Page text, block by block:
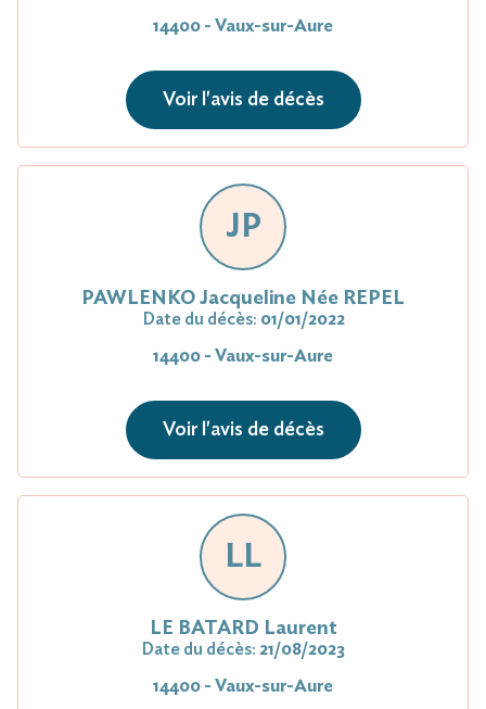
14400 - Vaux-sur-Aure
Voir l'avis de décès
JP
PAWLENKO Jacqueline Née REPEL
Date du décès: 01/01/2022
14400 - Vaux-sur-Aure
Voir l'avis de décès
LL
LE BATARD Laurent
Date du décès: 21/08/2023
14400 - Vaux-sur-Aure